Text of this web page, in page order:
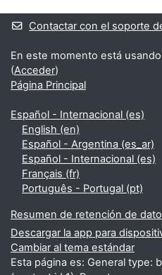
Bloques
Contactar con el soporte
En este momento está
(Acceder)
Página Principal
Español - Internacional ‎(es)‎
English ‎(en)‎
Español - Argentina ‎(es_ar)‎
Español - Internacional ‎(es)‎
Français ‎(fr)‎
Português - Portugal ‎(pt)‎
Resumen de retención de
Descargar la app para
Cambiar al tema estándar
Esta página es: General type: